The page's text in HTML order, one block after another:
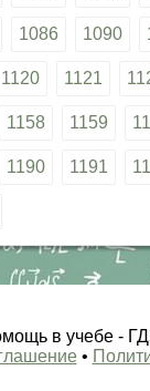
1086 1090
1120 1121
1158 1159
1190 1191
в учебе -
•